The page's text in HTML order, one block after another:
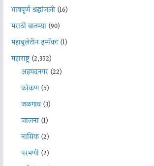
भावपूर्ण श्रद्धांजली(16)
मराठी बातम्या(90)
महाबुलेटीन इम्पॅक्ट(1)
महाराष्ट्र(2,352)
अहमदनगर(22)
कोकण(5)
जळगाव(3)
जालना(1)
नासिक(2)
परभणी(2)